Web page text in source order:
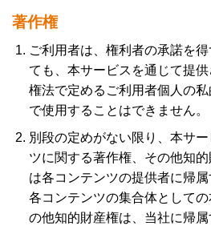
著作権
ご利用者は、権利者の承諾を
ても、本サービスを通じて提
権法で定めるご利用者個人の
で使用することはできません。
別段の定めがない限り、本サ
ツに関する著作権、その他知
は各コンテンツの提供者に帰属
各コンテンツの集合体として
の他知的財産権は、当社に帰属